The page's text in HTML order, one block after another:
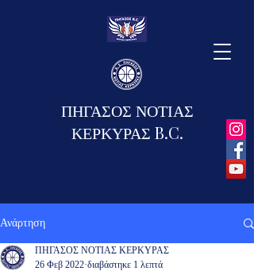
ΠΗΓΑΣΟΣ ΝΟΤΙΑΣ
ΚΕΡΚΥΡΑΣ B.C.
Ανάρτηση
ΠΗΓΑΣΟΣ ΝΟΤΙΑΣ ΚΕΡΚΥΡΑΣ
26 Φεβ 2022 διαβάστηκε 1 λεπτά